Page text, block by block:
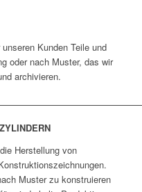
Kunden Teile und
oder nach Muster, das wir
archivieren.
Herstellung von
Muster zu konstruieren